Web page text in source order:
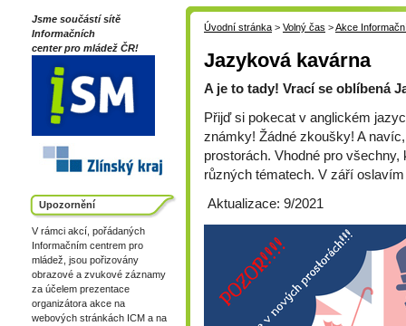
Jsme součástí sítě
Informačních
center pro mládež ČR!
Upozornění
V rámci akcí, pořádaných
Informačním centrem pro
mládež, jsou pořizovány
obrazové a zvukové záznamy
za účelem prezentace
organizátora akce na
webových stránkách ICM a na
Úvodní stránka > Volný čas >Akce
Jazyková kavárna
A je to tady! Vrací se oblíbená
Přijď si pokecat v anglickém
známky! Žádné zkoušky! A
prostorách. Vhodné pro
různých tématech. V září
Aktualizace: 9/2021